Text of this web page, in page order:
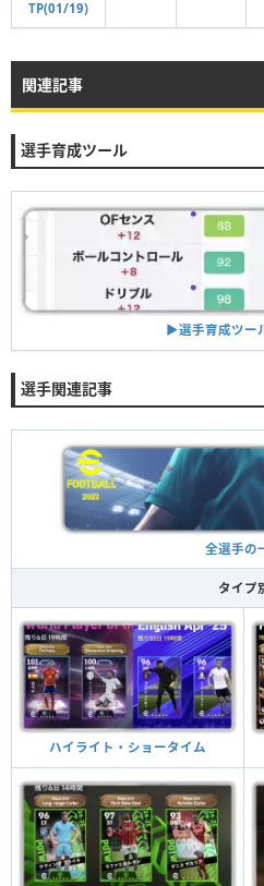
TP(01/19)
関連記事
選手育成ツール
▶︎選手育成ツー
選手関連記事
全選手の
タイプ
ハイライト・ショータイム